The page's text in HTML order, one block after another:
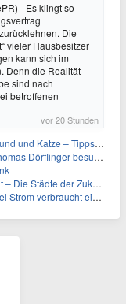
- Es klingt so
Die
vieler Hausbesitzer
kann sich im
Denn die Realität
sind nach
betroffenen
vor 20 Stunden
zur erfolgreichen Eingewöhnung
im Kammerbezirk Freiburg
der Zukunft sind grün-blau
ein Aufzug im Gebäude